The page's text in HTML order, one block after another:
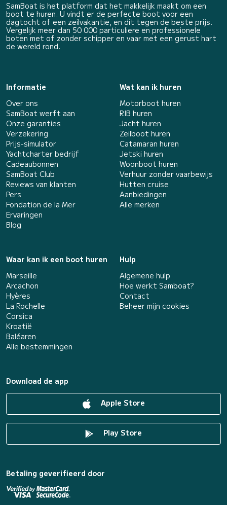
SamBoat is het platform dat het makkelijk maakt om een
boot te huren. U vindt er de perfecte boot voor een
dagtocht of een zeilvakantie, en dit tegen de beste prijs.
Vergelijk meer dan 50 000 particuliere en professionele
boten met of zonder schipper en vaar met een gerust hart
de wereld rond.
Informatie
Over ons
SamBoat werft aan
Onze garanties
Verzekering
Prijs-simulator
Yachtcharter bedrijf
Cadeaubonnen
SamBoat Club
Reviews van klanten
Pers
Fondation de la Mer
Ervaringen
Blog
Wat kan ik huren
Motorboot huren
RIB huren
Jacht huren
Zeilboot huren
Catamaran huren
Jetski huren
Woonboot huren
Verhuur zonder vaarbewijs
Hutten cruise
Aanbiedingen
Alle merken
Waar kan ik een boot huren
Marseille
Arcachon
Hyères
La Rochelle
Corsica
Kroatië
Baléaren
Alle bestemmingen
Hulp
Algemene hulp
Hoe werkt Samboat?
Contact
Beheer mijn cookies
Download de app
Apple Store
Play Store
Betaling geverifieerd door